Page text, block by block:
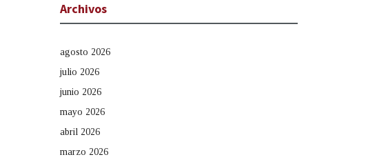
Archivos
agosto 2026
julio 2026
junio 2026
mayo 2026
abril 2026
marzo 2026